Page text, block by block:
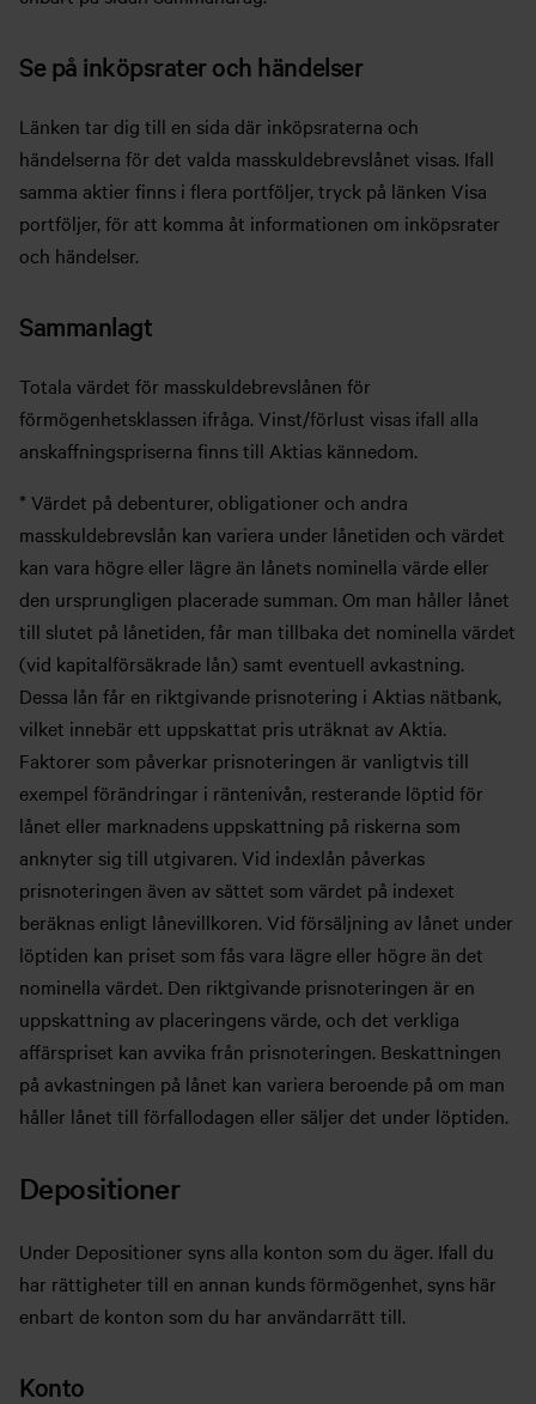
Se på inköpsrater och händelser
Länken tar dig till en sida där inköpsraterna och
händelserna för det valda masskuldebrevslånet visas. Ifall
samma aktier finns i flera portföljer, tryck på länken Visa
portföljer, för att komma åt informationen om inköpsrater
och händelser.
Sammanlagt
Totala värdet för masskuldebrevslånen för
förmögenhetsklassen ifråga. Vinst/förlust visas ifall alla
anskaffningspriserna finns till Aktias kännedom.
* Värdet på debenturer, obligationer och andra
masskuldebrevslån kan variera under lånetiden och värdet
kan vara högre eller lägre än lånets nominella värde eller
den ursprungligen placerade summan. Om man håller lånet
till slutet på lånetiden, får man tillbaka det nominella värdet
(vid kapitalförsäkrade lån) samt eventuell avkastning.
Dessa lån får en riktgivande prisnotering i Aktias nätbank,
vilket innebär ett uppskattat pris uträknat av Aktia.
Faktorer som påverkar prisnoteringen är vanligtvis till
exempel förändringar i räntenivån, resterande löptid för
lånet eller marknadens uppskattning på riskerna som
anknyter sig till utgivaren. Vid indexlån påverkas
prisnoteringen även av sättet som värdet på indexet
beräknas enligt lånevillkoren. Vid försäljning av lånet under
löptiden kan priset som fås vara lägre eller högre än det
nominella värdet. Den riktgivande prisnoteringen är en
uppskattning av placeringens värde, och det verkliga
affärspriset kan avvika från prisnoteringen. Beskattningen
på avkastningen på lånet kan variera beroende på om man
håller lånet till förfallodagen eller säljer det under löptiden.
Depositioner
Under Depositioner syns alla konton som du äger. Ifall du
har rättigheter till en annan kunds förmögenhet, syns här
enbart de konton som du har användarrätt till.
Konto